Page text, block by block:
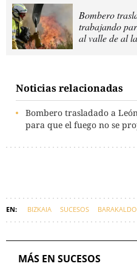
Bombero
trabajando
al valle de al
Noticias relacionadas
Bombero trasladado a
para que el fuego no se
BIZKAIA SUCESOS BARAKALDO
MÁS EN SUCESOS